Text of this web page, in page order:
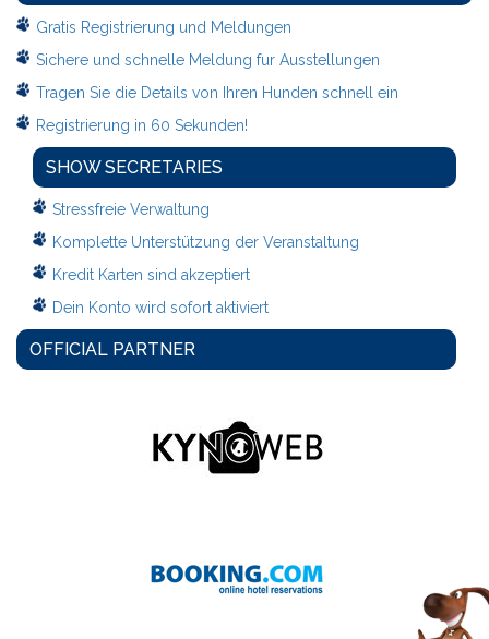
Gratis Registrierung und Meldungen
Sichere und schnelle Meldung fur Ausstellungen
Tragen Sie die Details von Ihren Hunden schnell ein
Registrierung in 60 Sekunden!
SHOW SECRETARIES
Stressfreie Verwaltung
Komplette Unterstützung der Veranstaltung
Kredit Karten sind akzeptiert
Dein Konto wird sofort aktiviert
OFFICIAL PARTNER